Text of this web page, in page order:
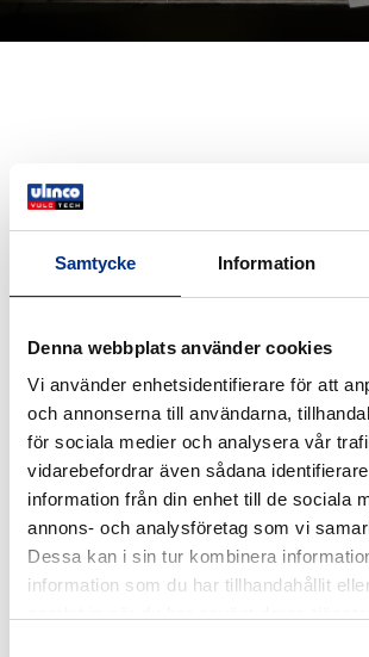
Samtycke Information
Denna webbplats använder cookies
Vi använder enhetsidentifierare för att
och annonserna till användarna,
för sociala medier och analysera vår
vidarebefordrar även sådana
information från din enhet till de sociala
annons- och analysföretag som vi
Dessa kan i sin tur kombinera
information som du har tillhandahållit
HDL MP plate
HDL MP plate. 1 Polymer basis DIN ISO 1629 NR/BR